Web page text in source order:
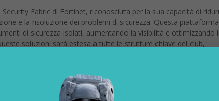
soluzioni sarà estesa a tutte le strutture chiave del club,
dell’Allianz Stadium, il J|hotel, il J|medical e il Training Center
cuore della trasformazione